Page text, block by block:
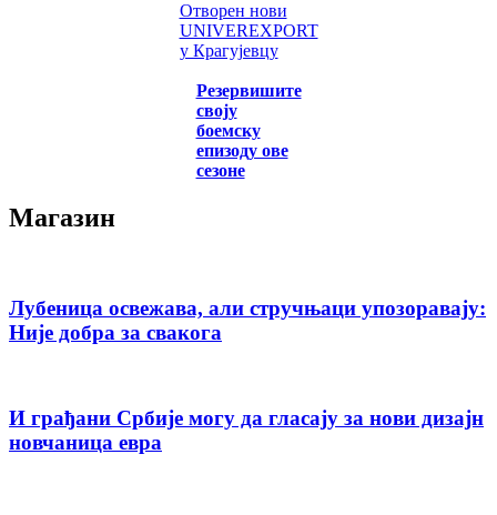
Отворен нови
UNIVEREXPORT
у Крагујевцу
Резервишите
своју
боемску
епизоду ове
сезоне
Магазин
Лубеница освежава, али стручњаци упозоравају:
Није добра за свакога
И грађани Србије могу да гласају за нови дизајн
новчаница евра